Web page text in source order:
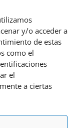
y/o acceder a
de estas
como el
el
a ciertas
/ Finalidad »
Legitimación »
realizan
» podrás
limitación y